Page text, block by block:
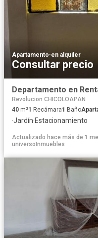
Apartamento·en alquiler
Consultar precio
Revolucion CHICOLOAPAN
40 m²1 Recámara1 Baño
·Jardín·Estacionamiento
Actualizado hace más de 1
universoInmuebles